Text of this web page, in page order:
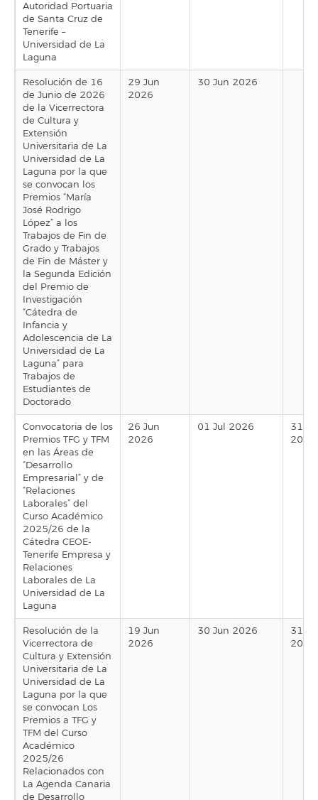
Autoridad Portuaria
de Santa Cruz de
Tenerife –
Universidad de La
Laguna
Resolución de 16
de Junio de 2026
de la Vicerrectora
de Cultura y
Extensión
Universitaria de La
Universidad de La
Laguna por la que
se convocan los
Premios “María
José Rodrigo
López” a los
Trabajos de Fin de
Grado y Trabajos
de Fin de Máster y
la Segunda Edición
del Premio de
Investigación
“Cátedra de
Infancia y
Adolescencia de La
Universidad de La
Laguna” para
Trabajos de
Estudiantes de
Doctorado
29 Jun
2026
30 Jun 2026
Convocatoria de los
Premios TFG y TFM
en las Áreas de
“Desarrollo
Empresarial” y de
“Relaciones
Laborales” del
Curso Académico
2025/26 de la
Cátedra CEOE-
Tenerife Empresa y
Relaciones
Laborales de La
Universidad de La
Laguna
26 Jun
2026
01 Jul 2026
31 Jul
2026
Resolución de la
Vicerrectora de
Cultura y Extensión
Universitaria de La
Universidad de La
Laguna por la que
se convocan Los
Premios a TFG y
TFM del Curso
Académico
2025/26
Relacionados con
La Agenda Canaria
de Desarrollo
19 Jun
2026
30 Jun 2026
31 Jul
2026